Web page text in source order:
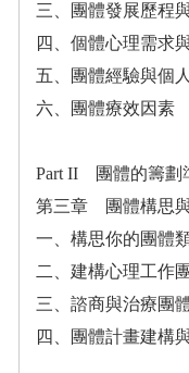
三、團體發展歷程
四、個體心理需求
五、團體經驗與個
六、團體療效因素
Part II 團體的籌劃
第三章 團體構思
一、構思你的團體
二、建構心理工作
三、諮商與治療團
四、團體計畫建構